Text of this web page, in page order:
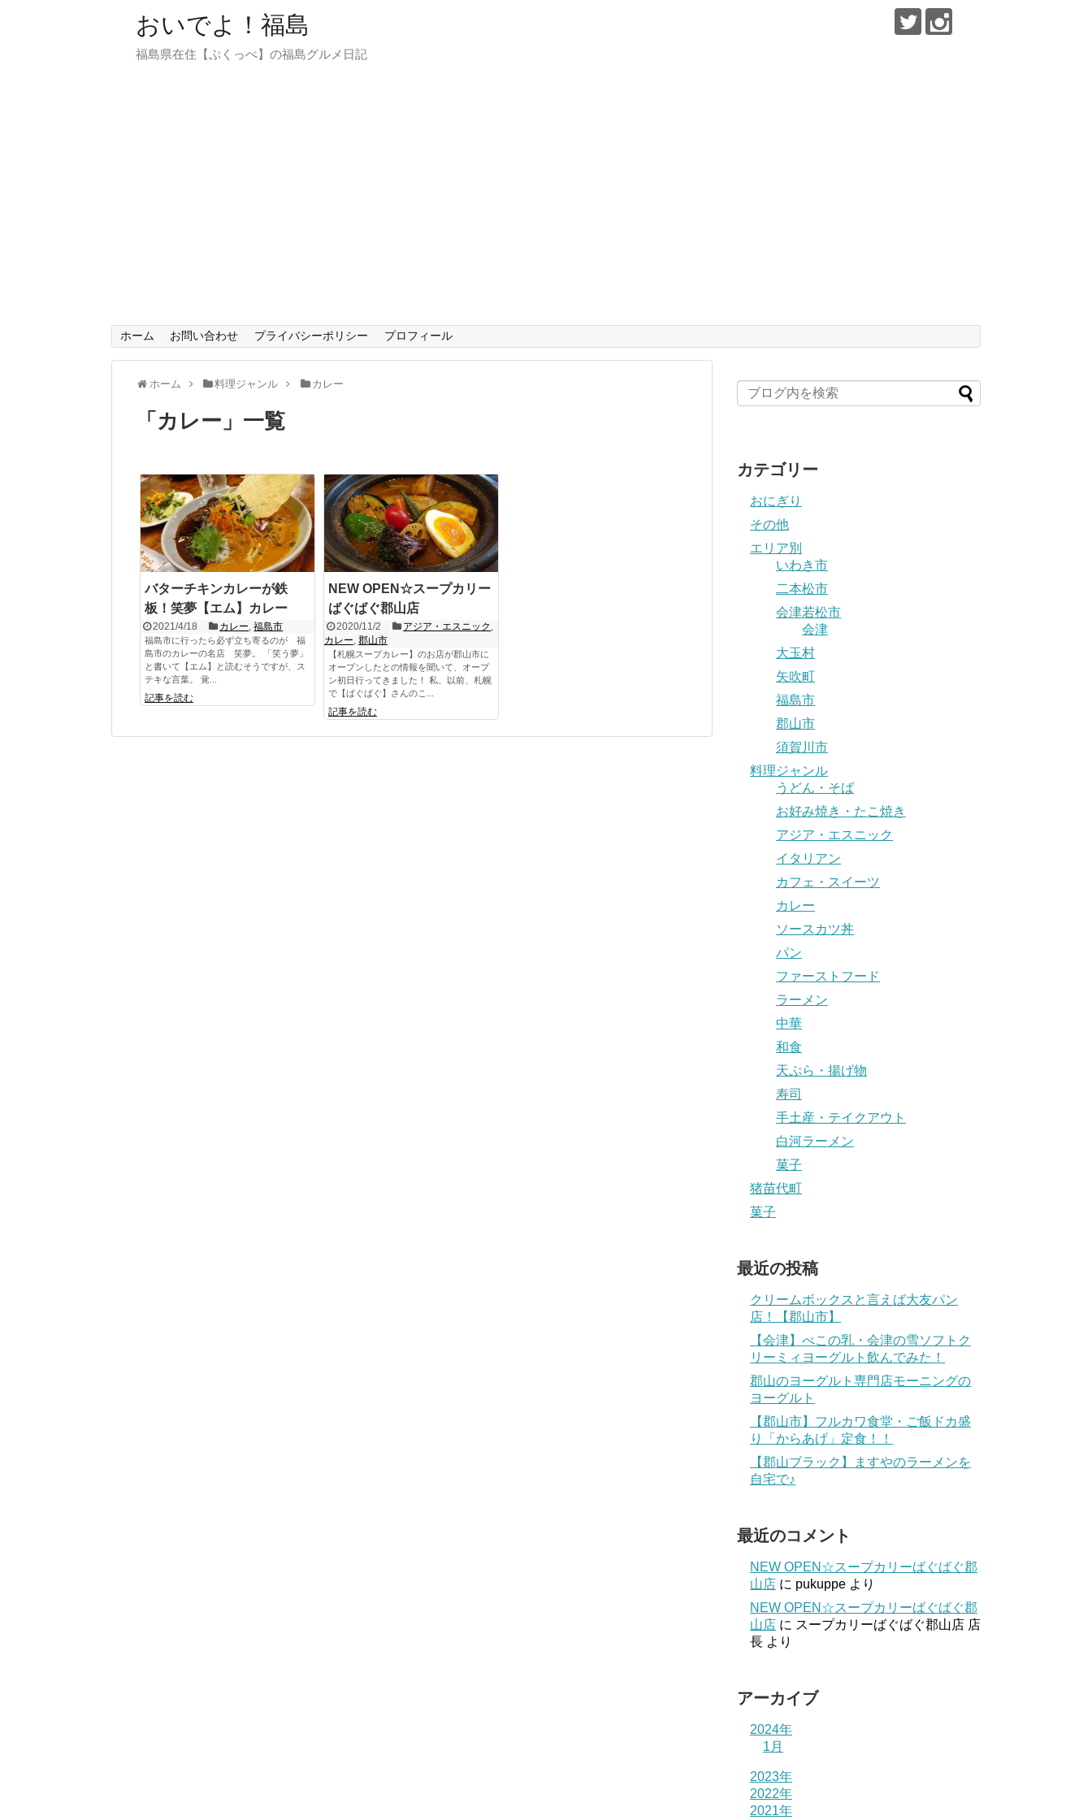
おいでよ！福島
福島県在住【ぷくっぺ】の福島グルメ日記
ホーム お問い合わせ プライバシーポリシー プロフィール
ホーム 料理ジャンル カレー
「 カレー 」 一覧
バターチキンカレーが鉄
板！笑夢【エム】カレー
2021/4/18 カレー,福島市
福島市に行ったら必ず立ち寄るのが 福
島市のカレーの名店 笑夢。 「笑う夢」
と書いて【エム】と読むそうですが、ス
テキな言葉。 覚...
記事を読む
NEW OPEN☆スープカリー
ばぐばぐ郡山店
2020/11/2 アジア・エスニック ,
カレー, 郡山市
【札幌スープカレー】のお店が郡山市に
オープンしたとの情報を聞いて、オープ
ン初日行ってきました！ 私、以前、札幌
で【ばぐばぐ】さんのこ...
記事を読む
カテゴリー
おにぎり
その他
エリア別
いわき市
二本松市
会津若松市
会津
大玉村
矢吹町
福島市
郡山市
須賀川市
料理ジャンル
うどん・そば
お好み焼き・たこ焼き
アジア・エスニック
イタリアン
カフェ・スイーツ
カレー
ソースカツ丼
パン
ファーストフード
ラーメン
中華
和食
天ぷら・揚げ物
寿司
手土産・テイクアウト
白河ラーメン
菓子
猪苗代町
菓子
最近の投稿
クリームボックスと言えば大友パン
店！【郡山市】
【会津】べこの乳・会津の雪ソフトク
リーミィヨーグルト飲んでみた！
郡山のヨーグルト専門店モーニングの
ヨーグルト
【郡山市】フルカワ食堂・ご飯ドカ盛
り「からあげ」定食！！
【郡山ブラック】ますやのラーメンを
自宅で♪
最近のコメント
NEW OPEN☆スープカリーばぐばぐ郡
山店 に pukuppe より
NEW OPEN☆スープカリーばぐばぐ郡
山店 に スープカリーばぐばぐ郡山店 店
長 より
アーカイブ
2024年
1月
2023年
2022年
2021年